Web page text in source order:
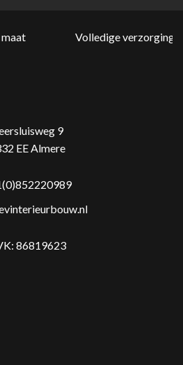
Volledige verzorging
9
EE Almere
86819623